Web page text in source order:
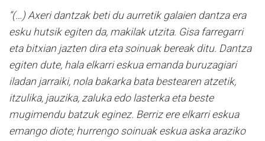
“(…) Axeri dantzak beti du aurretik galaien dantza era
esku hutsik egiten da, makilak utzita. Gisa farregarri
eta bitxian jazten dira eta soinuak bereak ditu. Dantza
egiten dute, hala elkarri eskua emanda buruzagiari
iladan jarraiki, nola bakarka bata bestearen atzetik,
itzulika, jauzika, zaluka edo lasterka eta beste
mugimendu batzuk eginez. Berriz ere elkarri eskua
emango diote; hurrengo soinuak eskua aska araziko